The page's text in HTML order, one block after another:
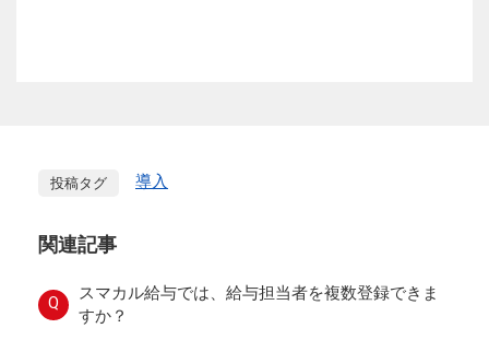
投稿タグ 導入
関連記事
Q
スマカル給与では、給与担当者を複数登録できま
すか？